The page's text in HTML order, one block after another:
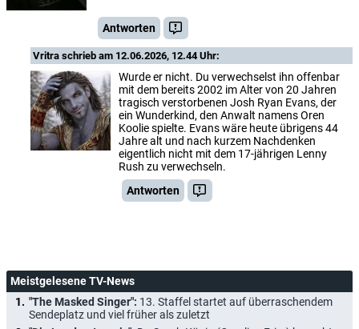
Antworten
Vritra schrieb am 12.06.2026, 12.44 Uhr:
Wurde er nicht. Du verwechselst ihn offenbar
mit dem bereits 2002 im Alter von 20 Jahren
tragisch verstorbenen Josh Ryan Evans, der
ein Wunderkind, den Anwalt namens Oren
Koolie spielte. Evans wäre heute übrigens 44
Jahre alt und nach kurzem Nachdenken
eigentlich nicht mit dem 17-jährigen Lenny
Rush zu verwechseln.
Antworten
Meistgelesene TV-News
"The Masked Singer": 13. Staffel startet auf überraschendem
Sendeplatz und viel früher als zuletzt